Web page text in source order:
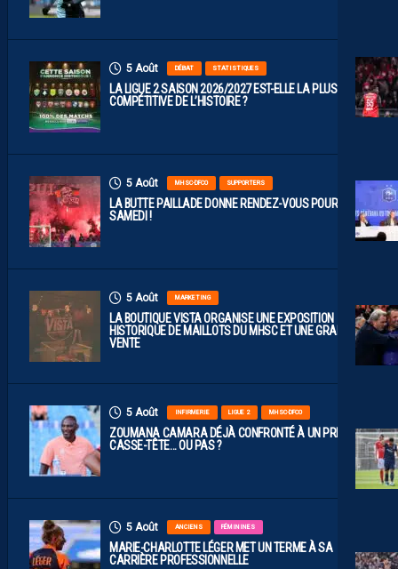
5 Août DÉBAT STATISTIQUES
LA LIGUE 2 SAISON 2026/2027 EST-ELLE LA PLUS
COMPÉTITIVE DE L’HISTOIRE ?
5 Août MHSC-DFCO SUPPORTERS
LA BUTTE PAILLADE DONNE RENDEZ-VOUS POUR
SAMEDI !
5 Août MARKETING
LA BOUTIQUE VISTA ORGANISE UNE EXPOSITION
HISTORIQUE DE MAILLOTS DU MHSC ET UNE GRANDE
VENTE
5 Août INFIRMERIE LIGUE 2 MHSC-DFCO
ZOUMANA CAMARA DÉJÀ CONFRONTÉ À UN PREMIER
CASSE-TÊTE… OU PAS ?
5 Août ANCIENS FÉMININES
MARIE-CHARLOTTE LÉGER MET UN TERME À SA
CARRIÈRE PROFESSIONNELLE